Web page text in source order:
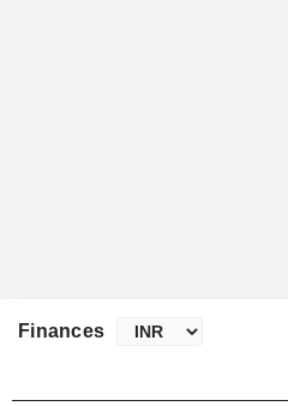
Finances